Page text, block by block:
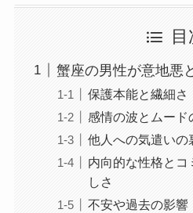
目
蟹座の男性が意地悪
保護本能と繊細さ
感情の波とムード
他人への気遣いの
内向的な性格と
しさ
不安や過去の影響